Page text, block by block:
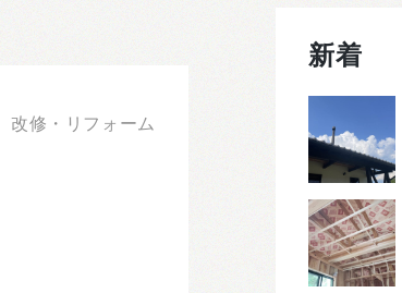
改修・リフォーム
新着